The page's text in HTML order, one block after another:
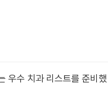
우수 치과 리스트를 준비했